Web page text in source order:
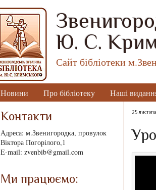
Ю. С.
Сайт бібліотеки
Новини Про бібліотеку Наші
25
Контакти
Адреса: м.Звенигородка, провулок
Віктора Погорілого,1
E-mail: zvenbib@gmail.com
Ми працюємо: